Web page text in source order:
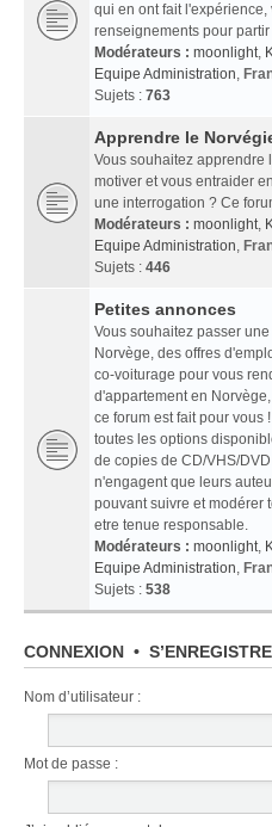
qui en ont fait
renseignements pour
Modérateurs : moonlight,
Equipe Administration,
Sujets : 763
Apprendre le
Vous souhaitez apprendre
motiver et vous entraider
une interrogation ? Ce
Modérateurs : moonlight,
Equipe Administration,
Sujets : 446
Petites annonces
Vous souhaitez passer
Norvège, des offres
co-voiturage pour vous
d'appartement en
ce forum est fait pour vous
toutes les options
de copies de CD/VHS/
n'engagent que leurs
pouvant suivre et modérer
etre tenue responsable.
Modérateurs : moonlight,
Equipe Administration,
Sujets : 538
CONNEXION •
Nom d’utilisateur :
Mot de passe :